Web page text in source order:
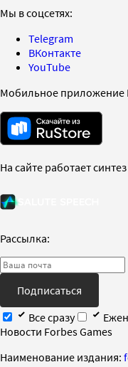
Мы в соцсетях:
Telegram
ВКонтакте
YouTube
Мобильное приложение
На сайте работает
Рассылка:
Подписаться
Все сразу
Новости Forbes Games
Наименование издания: